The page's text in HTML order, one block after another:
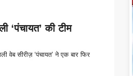
‘पंचायत’ की टीम
वेब सीरीज़ ‘पंचायत’ ने एक बार फिर